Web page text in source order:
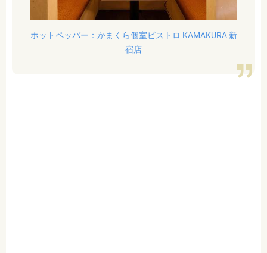
ホットペッパー：かまくら個室ビストロ KAMAKURA 新
宿店